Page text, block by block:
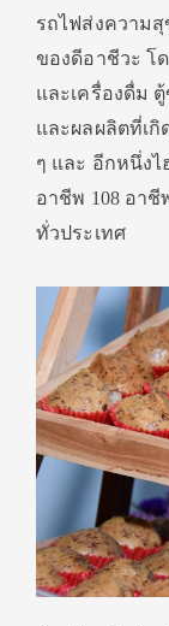
รถไฟส่งความ
ของดีอาชีวะ โ
และเครื่องดื่ม
และผลผลิตที่เกิ
ๆ และ อีกหนึ่ง
อาชีพ 108 อา
ทั่วประเทศ